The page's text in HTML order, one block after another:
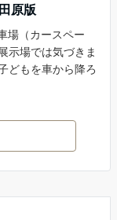
原版
場（カースペー
示場では気づきま
どもを車から降ろ